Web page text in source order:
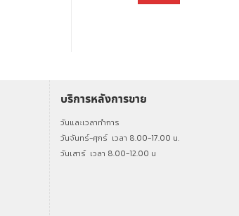
บริการหลังการขาย
วันและเวลาทำการ
วันจันทร์-ศุกร์ เวลา 8.00-17.00 น.
วันเสาร์ เวลา 8.00-12.00 น